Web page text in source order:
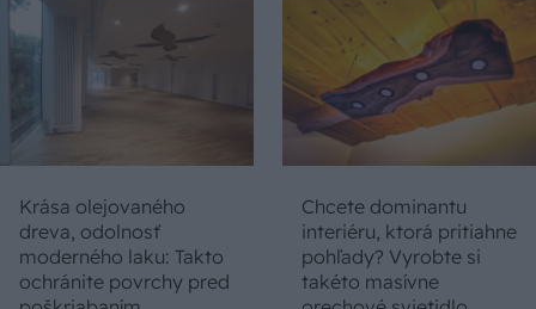
Krása olejovaného
dreva, odolnosť
moderného laku: Takto
ochránite povrchy pred
Chcete dominantu
interiéru, ktorá pritiahne
pohľady? Vyrobte si
takéto masívne